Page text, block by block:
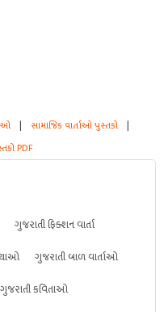
| સામાજિક વાર્તાઓ પુસ્તકો |
PDF
ગુજરાતી ફિક્શન વાર્તા
ગુજરાતી બાળ વાર્તાઓ
ગુજરાતી કવિતાઓ